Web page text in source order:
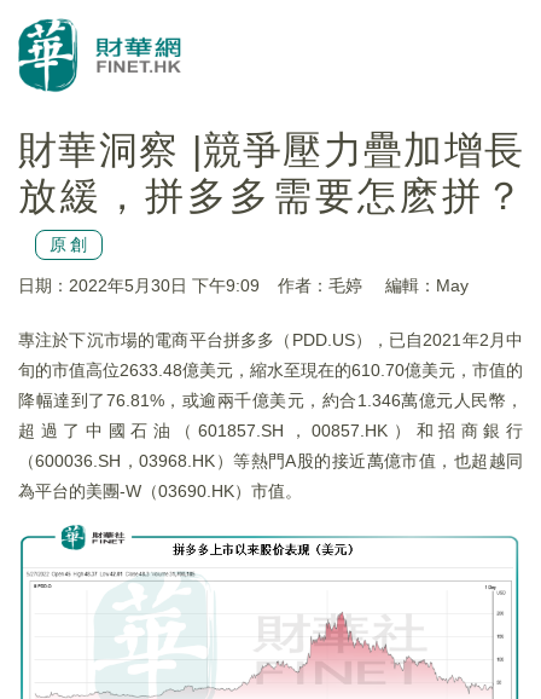
財華洞察 |競爭壓力疊加增長
放緩，拼多多需要怎麽拼？
原創
日期：2022年5月30日 下午9:09 作者：毛婷 編輯：May
專注於下沉市場的電商平台拼多多（PDD.US），已自2021年2月中
旬的市值高位2633.48億美元，縮水至現在的610.70億美元，市值的
降幅達到了76.81%，或逾兩千億美元，約合1.346萬億元人民幣，
超過了中國石油（601857.SH，00857.HK）和招商銀行
（600036.SH，03968.HK）等熱門A股的接近萬億市值，也超越同
為平台的美團-W（03690.HK）市值。